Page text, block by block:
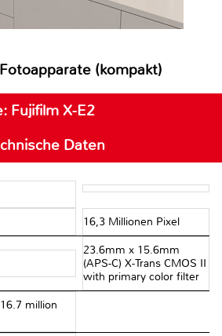
(kompakt)
Fujifilm X-E2
Daten
16,3 Millionen Pixel
23.6mm x 15.6mm
(APS-C) X-Trans CMOS II
with primary color filter
million